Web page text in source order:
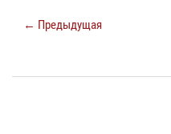
← Предыдущая